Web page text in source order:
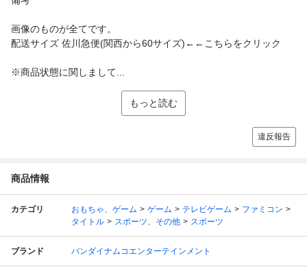
画像のものが全てです。
配送サイズ 佐川急便(関西から60サイズ)←←こちらをクリック
※商品状態に関しまして...
もっと読む
違反報告
商品情報
カテゴリ おもちゃ、ゲーム ゲーム テレビゲーム
ファミコン
タイトル
スポーツ、その他 スポーツ
ブランド バンダイナムコエンターテインメント